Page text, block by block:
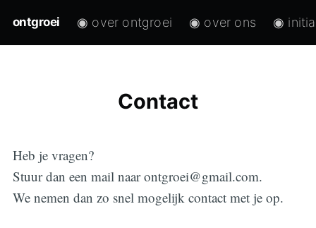
ontgroei ◉ over ontgroei ◉ over ons ◉
Contact
Heb je vragen?
Stuur dan een mail naar ontgroei@gmail.com.
We nemen dan zo snel mogelijk contact met je op.